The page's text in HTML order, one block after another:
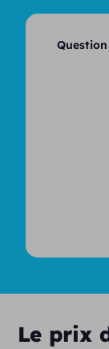
Le prix